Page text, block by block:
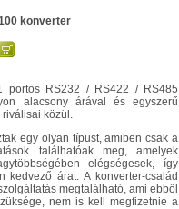
konverter
portos RS232 / RS422 / RS485
alacsony árával és egyszerű
riválisai közül.
egy olyan típust, amiben csak a
találhatóak meg, amelyek
elégségesek, így
kedvező árat. A konverter-család
megtalálható, ami ebből
nem is kell megfizetnie a